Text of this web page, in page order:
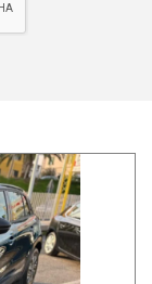
acquistati
e le
tali dati
su richiesta
13 del
in qualità di
è tenuta a